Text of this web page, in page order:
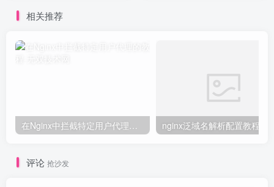
相关推荐
在Nginx中拦截特定用户代理的教程 nginx泛域名解析配置教程
评论 抢沙发